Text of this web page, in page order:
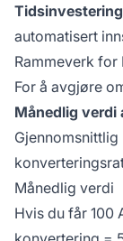
automatisert
Rammeverk for
For å avgjøre
Månedlig
Månedlig verdi
Hvis du får 100